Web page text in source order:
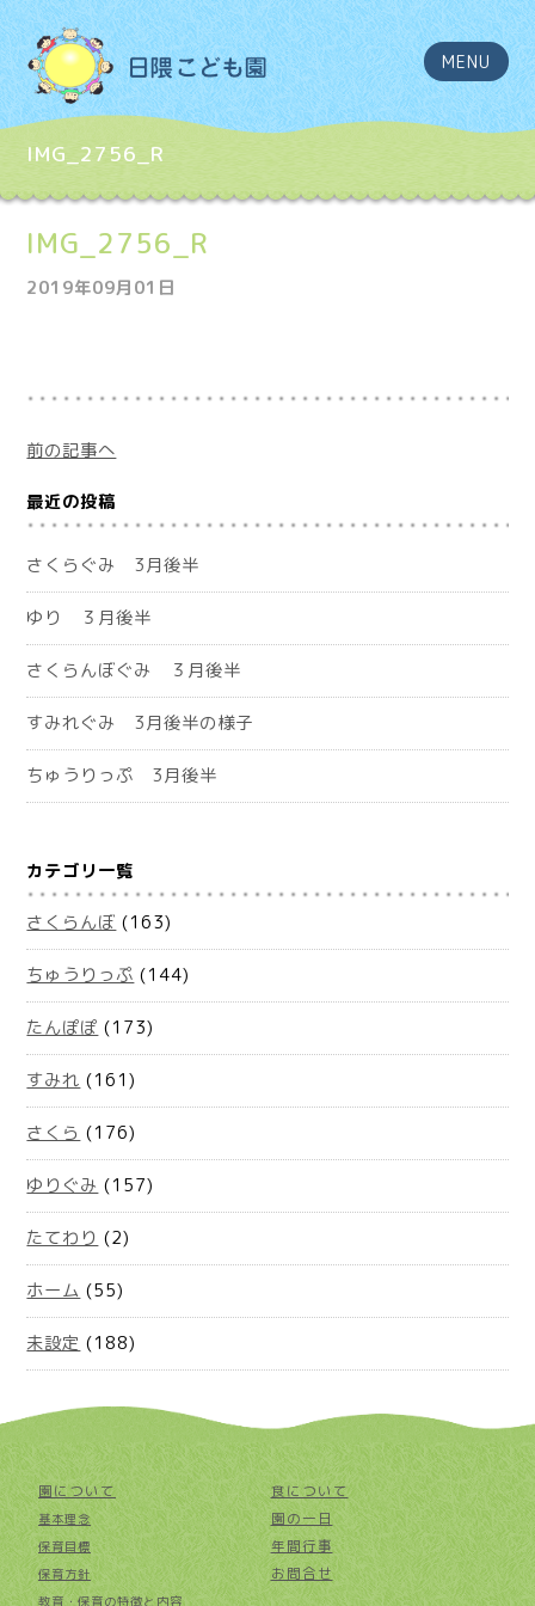
MENU
IMG_2756_R
IMG_2756_R
2019年09月01日
前の記事へ
最近の投稿
さくらぐみ 3月後半
ゆり ３月後半
さくらんぼぐみ ３月後半
すみれぐみ 3月後半の様子
ちゅうりっぷ 3月後半
カテゴリ一覧
さくらんぼ (163)
ちゅうりっぷ (144)
たんぽぽ (173)
すみれ (161)
さくら (176)
ゆりぐみ (157)
たてわり (2)
ホーム (55)
未設定 (188)
園について
基本理念
保育目標
保育方針
教育・保育の特徴と内容
食について
園の一日
年間行事
お問合せ